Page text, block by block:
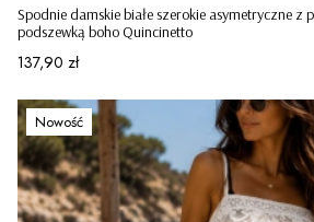
Spodnie damskie białe szerokie asymetryczne z
podszewką boho Quincinetto
Cena
137,90 zł
Nowość